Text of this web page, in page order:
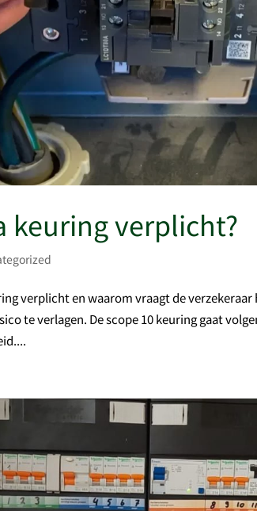
keuring verplicht?
verplicht en waarom vraagt de
te verlagen. De scope 10 keuring gaat